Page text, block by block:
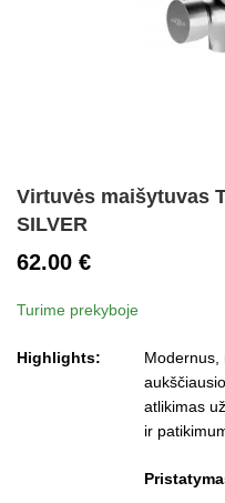
Virtuvės maišytuvas
SILVER
62.00 €
Turime prekyboje
Highlights:
Modernus,
atlikimas
ir